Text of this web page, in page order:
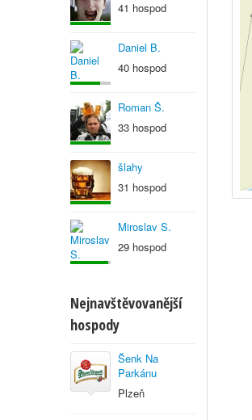
41 hospod
Daniel B.
40 hospod
Roman Š.
33 hospod
šlahy
31 hospod
Miroslav S.
29 hospod
Nejnavštěvovanější
hospody
Šenk Na
Parkánu
Plzeň